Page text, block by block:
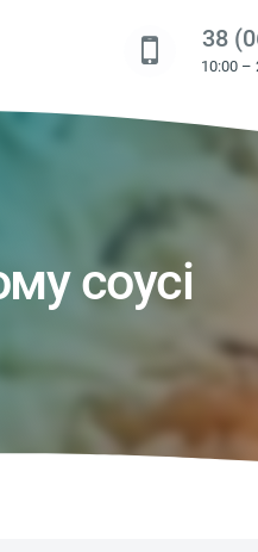
38
10:00 –
соусі